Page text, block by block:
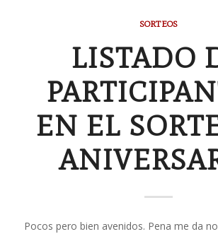
SORTEOS
LISTADO
EN EL
Pocos pero bien avenidos. Pena me da